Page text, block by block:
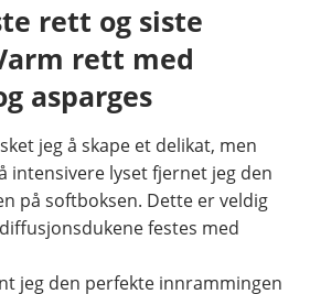
rett og siste
rett med
asparges
jeg å skape et delikat, men
intensivere lyset fjernet jeg den
på softboksen. Dette er veldig
festes med
jeg den perfekte innrammingen